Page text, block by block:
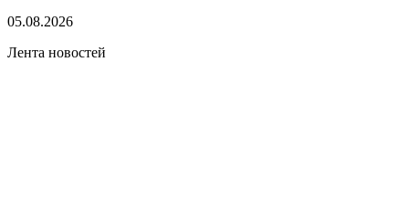
05.08.2026
Лента новостей